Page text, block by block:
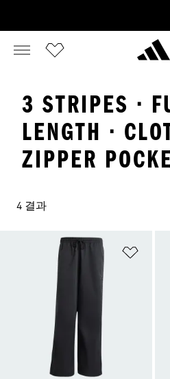
3 STRIPES ·
LENGTH ·
ZIPPER
4 결과
위시